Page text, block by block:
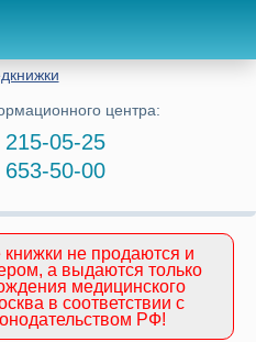
центра:
05-25
50-00
не продаются и
а выдаются только
медицинского
в соответствии с
РФ!